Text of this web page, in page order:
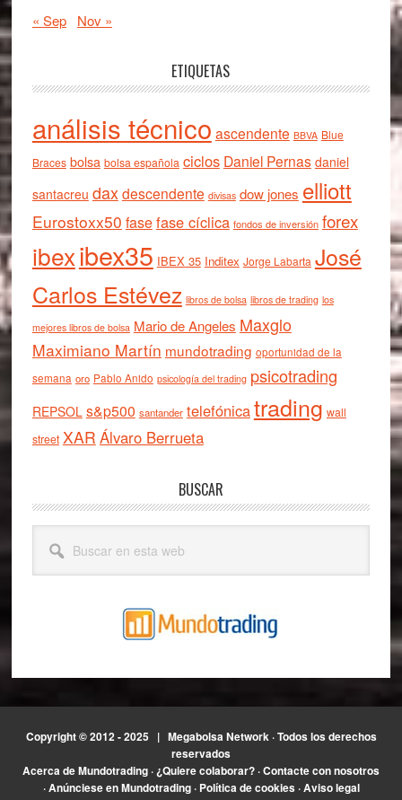
« Sep Nov »
ETIQUETAS
análisis técnico ascendente BBVA Blue
Braces bolsa bolsa española ciclos Daniel Pernas daniel
santacreu daxdescendente divisas dow jones elliott
Eurostoxx50 fasefase cíclica fondos de inversión forex
ibexibex35 IBEX 35 Inditex Jorge Labarta José
Carlos Estévez libros de bolsa libros de trading los
mejores libros de bolsa Mario de Angeles Maxglo
Maximiano Martín mundotrading oportunidad de la
semana oro Pablo Anido psicología del trading psicotrading
REPSOL s&p500 santander telefónicatrading wall
street XAR Álvaro Berrueta
BUSCAR
esta
Copyright © 2012 - 2025 | Megabolsa Network· Todos los derechos
reservados
Acerca de Mundotrading ·¿Quiere colaborar? ·Contacte con nosotros
·Anúnciese en Mundotrading· Política de cookies·Aviso legal